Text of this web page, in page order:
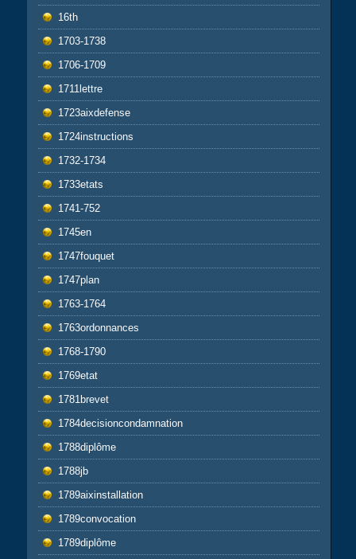
16th
1703-1738
1706-1709
1711lettre
1723aixdefense
1724instructions
1732-1734
1733etats
1741-752
1745en
1747fouquet
1747plan
1763-1764
1763ordonnances
1768-1790
1769etat
1781brevet
1784decisioncondamnation
1788diplôme
1788jb
1789aixinstallation
1789convocation
1789diplôme